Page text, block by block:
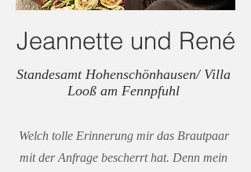
Jeannette und René
Standesamt Hohenschönhausen/ Villa
Looß am Fennpfuhl
Welch tolle Erinnerung mir das Brautpaar
mit der Anfrage bescherrt hat. Denn mein